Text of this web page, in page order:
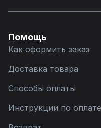
Помощь
Как оформить заказ
Доставка товара
Способы оплаты
Инструкции по оплате